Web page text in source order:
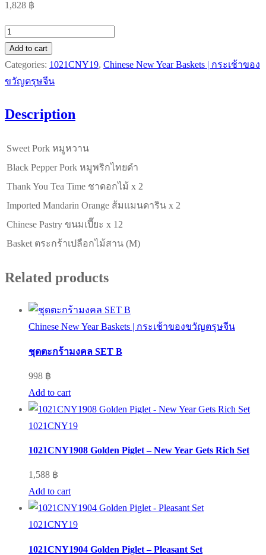
1,828 ฿
1021CNY1914
Gloden
Piglet
-
good
Set
quantity
Add to cart
Categories: 1021CNY19, Chinese New Year Baskets | กระเช้าของ
ขวัญตรุษจีน
Description
Sweet Pork หมูหวาน
Black Pepper Pork หมูพริกไทยดำ
Thank You Tea Time ชาดอกไม้ x 2
Imported Mandarin Orange ส้มแมนดาริน x 2
Chinese Pastry ขนมเปี๊ยะ x 12
Basket ตระกร้าเปลือกไม้สาน (M)
Related products
Chinese New Year Baskets | กระเช้าของขวัญตรุษจีน
ชุดตะกร้ามงคล SET B
998 ฿
Add to cart
1021CNY19
1021CNY1908 Golden Piglet – New Year Gets Rich Set
1,588 ฿
Add to cart
1021CNY19
1021CNY1904 Golden Piglet – Pleasant Set